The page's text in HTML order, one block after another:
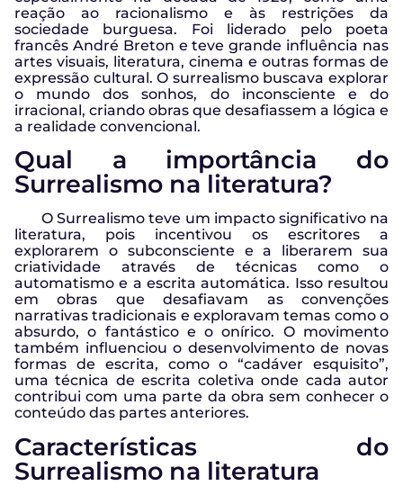
reação ao racionalismo e às restrições da
sociedade burguesa. Foi liderado pelo poeta
francês André Breton e teve grande influência nas
artes visuais, literatura, cinema e outras formas de
expressão cultural. O surrealismo buscava explorar
o mundo dos sonhos, do inconsciente e do
irracional, criando obras que desafiassem a lógica e
a realidade convencional.
Qual a importância do
Surrealismo na literatura?
O Surrealismo teve um impacto significativo na
literatura, pois incentivou os escritores a
explorarem o subconsciente e a liberarem sua
criatividade através de técnicas como o
automatismo e a escrita automática. Isso resultou
em obras que desafiavam as convenções
narrativas tradicionais e exploravam temas como o
absurdo, o fantástico e o onírico. O movimento
também influenciou o desenvolvimento de novas
formas de escrita, como o “cadáver esquisito”,
uma técnica de escrita coletiva onde cada autor
contribui com uma parte da obra sem conhecer o
conteúdo das partes anteriores.
Características do
Surrealismo na literatura